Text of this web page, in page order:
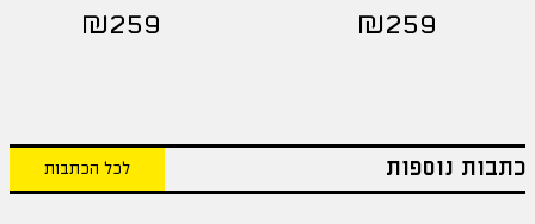
₪259
₪259
כתבות נוספות לכל הכתבות